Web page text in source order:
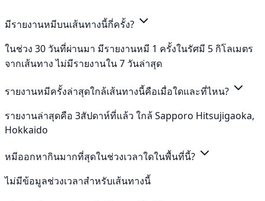
มีรายงานหมีบนเส้นทางนี้กี่ครั้ง?
ในช่วง 30 วันที่ผ่านมา มีรายงานหมี 1 ครั้งในรัศมี 5 กิโลเมตร
จากเส้นทาง ไม่มีรายงานใน 7 วันล่าสุด
รายงานหมีครั้งล่าสุดใกล้เส้นทางนี้คือเมื่อใดและที่ไหน?
รายงานล่าสุดคือ 3สัปดาห์ที่แล้ว ใกล้ Sapporo Hitsujigaoka,
Hokkaido
หมีออกหากินมากที่สุดในช่วงเวลาใดในพื้นที่นี้?
ไม่มีข้อมูลช่วงเวลาสำหรับเส้นทางนี้